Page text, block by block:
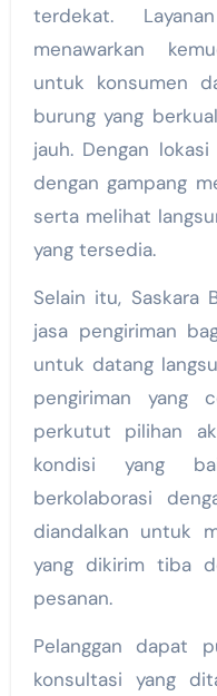
terdekat.
menawarkan
untuk konsumen
burung yang
jauh. Dengan
dengan gampang
serta melihat
yang tersedia.
Selain itu, Saskara
jasa pengiriman
untuk datang
pengiriman yang
perkutut pilihan
kondisi yang
berkolaborasi
diandalkan untuk
yang dikirim tiba
pesanan.
Pelanggan dapat
konsultasi yang